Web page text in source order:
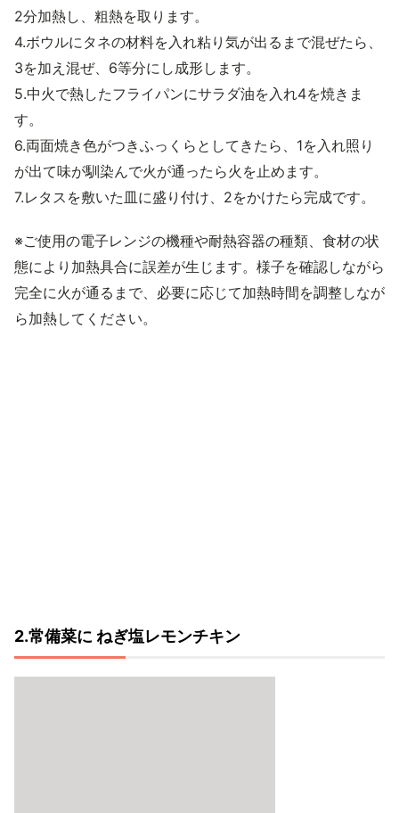
2分加熱し、粗熱を取ります。
4.ボウルにタネの材料を入れ粘り気が出るまで混ぜたら、
3を加え混ぜ、6等分にし成形します。
5.中火で熱したフライパンにサラダ油を入れ4を焼きま
す。
6.両面焼き色がつきふっくらとしてきたら、1を入れ照り
が出て味が馴染んで火が通ったら火を止めます。
7.レタスを敷いた皿に盛り付け、2をかけたら完成です。
※ご使用の電子レンジの機種や耐熱容器の種類、食材の状
態により加熱具合に誤差が生じます。様子を確認しながら
完全に火が通るまで、必要に応じて加熱時間を調整しなが
ら加熱してください。
2.常備菜に ねぎ塩レモンチキン